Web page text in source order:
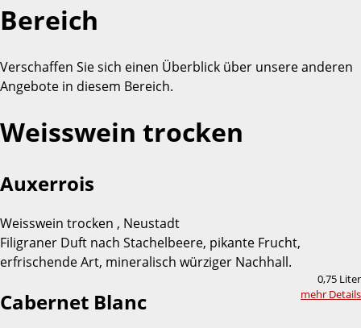
Bereich
Verschaffen Sie sich einen Überblick über unsere anderen
Angebote in diesem Bereich.
Weisswein trocken
Auxerrois
Weisswein trocken , Neustadt
Filigraner Duft nach Stachelbeere, pikante Frucht,
erfrischende Art, mineralisch würziger Nachhall.
0,75 Liter
mehr Details
Cabernet Blanc